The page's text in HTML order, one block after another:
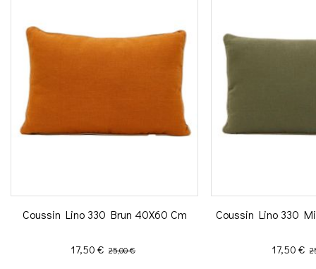
Coussin Lino 330 Brun 40X60 Cm
Prix
17,50 € Prix de base
25,00 €
Coussin Lino 330
Prix
17,50 €